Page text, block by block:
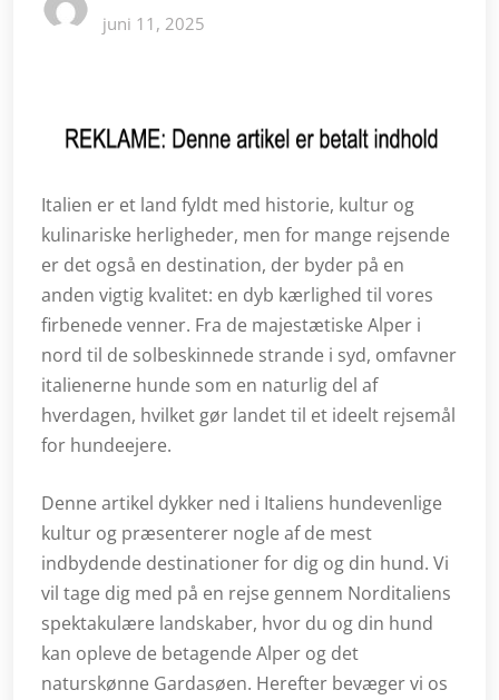
juni 11, 2025
Italien er et land fyldt med historie, kultur og
kulinariske herligheder, men for mange rejsende
er det også en destination, der byder på en
anden vigtig kvalitet: en dyb kærlighed til vores
firbenede venner. Fra de majestætiske Alper i
nord til de solbeskinnede strande i syd, omfavner
italienerne hunde som en naturlig del af
hverdagen, hvilket gør landet til et ideelt rejsemål
for hundeejere.
Denne artikel dykker ned i Italiens hundevenlige
kultur og præsenterer nogle af de mest
indbydende destinationer for dig og din hund. Vi
vil tage dig med på en rejse gennem Norditaliens
spektakulære landskaber, hvor du og din hund
kan opleve de betagende Alper og det
naturskønne Gardasøen. Herefter bevæger vi os